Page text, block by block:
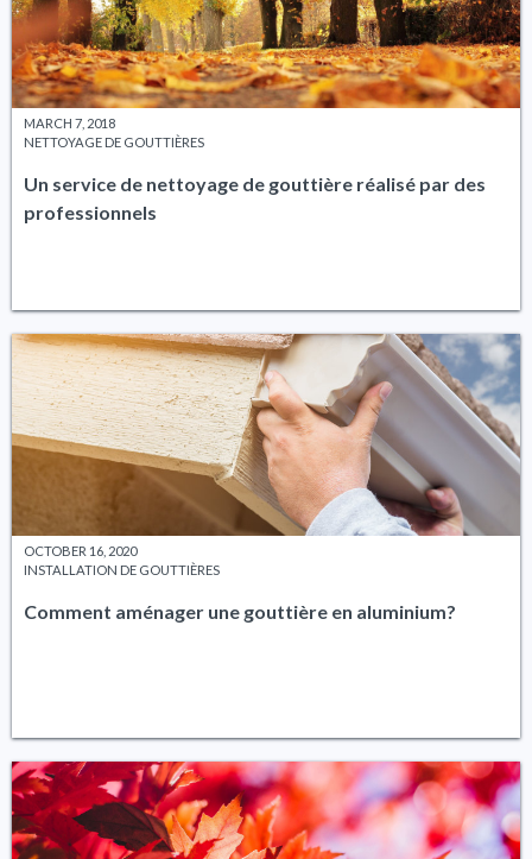
MARCH 7, 2018
NETTOYAGE DE GOUTTIÈRES
Un service de nettoyage de gouttière réalisé par des
professionnels
OCTOBER 16, 2020
INSTALLATION DE GOUTTIÈRES
Comment aménager une gouttière en aluminium?